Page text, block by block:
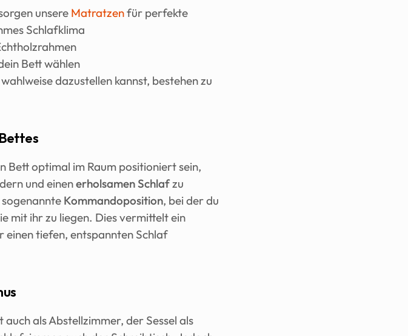
unsere Matratzen für perfekte
Schlafklima
Bett wählen
dazustellen kannst, bestehen zu
Bett optimal im Raum positioniert sein,
und einen erholsamen Schlaf zu
Kommandoposition, bei der du
mit ihr zu liegen. Dies vermittelt ein
einen tiefen, entspannten Schlaf
als Abstellzimmer, der Sessel als